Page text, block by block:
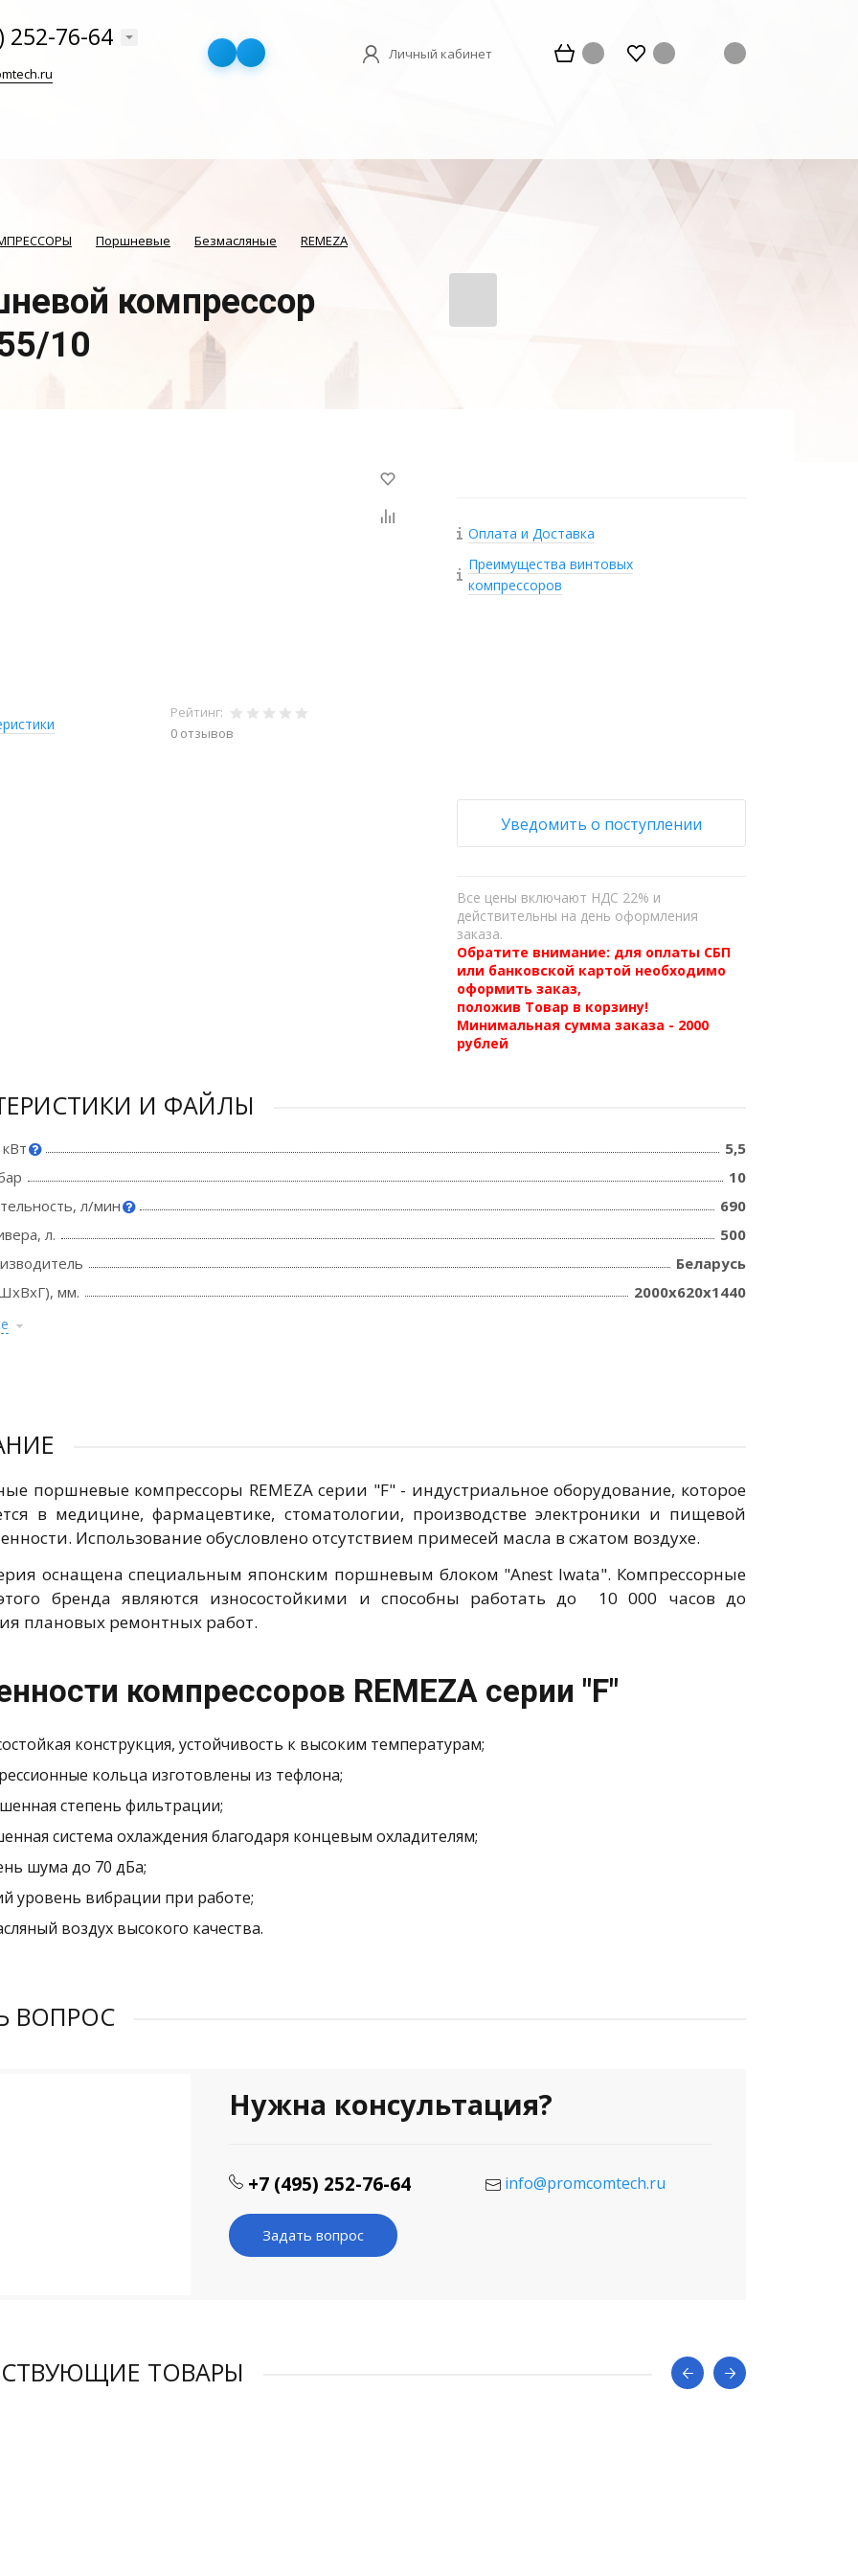
252-76-64
Личный кабинет
Поршневые Безмасляные REMEZA
компрессор
10
Рейтинг:
0 отзывов
Оплата и Доставка
Преимущества винтовых
компрессоров
Уведомить о поступлении
Все цены включают НДС 22% и
действительны на день оформления
заказа.
Обратите внимание: для оплаты СБП
или банковской картой необходимо
оформить заказ,
положив Товар в корзину!
Минимальная сумма заказа - 2000
рублей
И ФАЙЛЫ
5,5
10
л/мин
690
л.
500
Беларусь
мм.
2000x620x1440
поршневые компрессоры REMEZA серии "F" - индустриальное оборудование, которое
в медицине, фармацевтике, стоматологии, производстве электроники и пищевой
Использование обусловлено отсутствием примесей масла в сжатом воздухе.
оснащена специальным японским поршневым блоком "Anest Iwata". Компрессорные
бренда являются износостойкими и способны работать до 10 000 часов до
плановых ремонтных работ.
компрессоров REMEZA серии "F"
конструкция, устойчивость к высоким температурам;
кольца изготовлены из тефлона;
степень фильтрации;
система охлаждения благодаря концевым охладителям;
шума до 70 дБа;
уровень вибрации при работе;
воздух высокого качества.
ВОПРОС
Нужна консультация?
+7 (495) 252-76-64 info@promcomtech.ru
Задать вопрос
ТОВАРЫ